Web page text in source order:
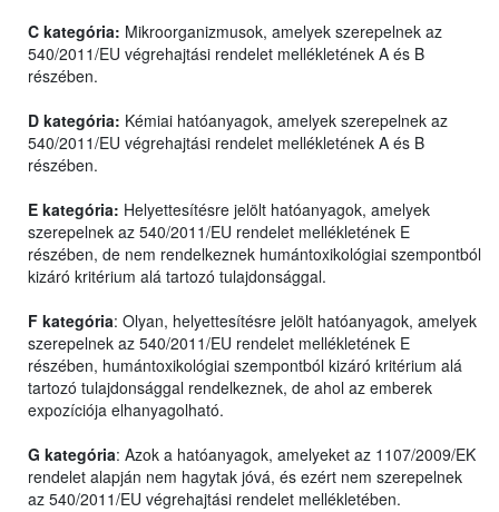
C kategória: Mikroorganizmusok, amelyek szerepelnek az
540/2011/EU végrehajtási rendelet mellékletének A és B
részében.
D kategória: Kémiai hatóanyagok, amelyek szerepelnek az
540/2011/EU végrehajtási rendelet mellékletének A és B
részében.
E kategória: Helyettesítésre jelölt hatóanyagok, amelyek
szerepelnek az 540/2011/EU rendelet mellékletének E
részében, de nem rendelkeznek humántoxikológiai szempontból
kizáró kritérium alá tartozó tulajdonsággal.
F kategória: Olyan, helyettesítésre jelölt hatóanyagok, amelyek
szerepelnek az 540/2011/EU rendelet mellékletének E
részében, humántoxikológiai szempontból kizáró kritérium alá
tartozó tulajdonsággal rendelkeznek, de ahol az emberek
expozíciója elhanyagolható.
G kategória: Azok a hatóanyagok, amelyeket az 1107/2009/EK
rendelet alapján nem hagytak jóvá, és ezért nem szerepelnek
az 540/2011/EU végrehajtási rendelet mellékletében.